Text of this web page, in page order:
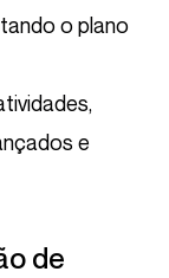
o plano
e